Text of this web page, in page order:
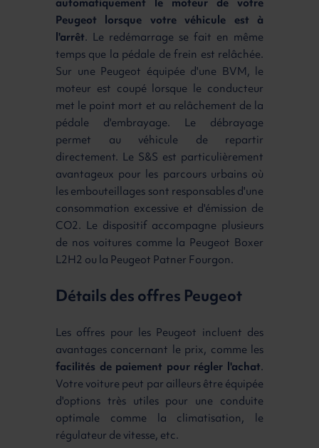
Peugeot lorsque votre véhicule est à
l'arrêt. Le redémarrage se fait en même
temps que la pédale de frein est relâchée.
Sur une Peugeot équipée d'une BVM, le
moteur est coupé lorsque le conducteur
met le point mort et au relâchement de la
pédale d'embrayage. Le débrayage
permet au véhicule de repartir
directement. Le S&S est particulièrement
avantageux pour les parcours urbains où
les embouteillages sont responsables d'une
consommation excessive et d'émission de
CO2. Le dispositif accompagne plusieurs
de nos voitures comme la Peugeot Boxer
L2H2 ou la Peugeot Patner Fourgon.
Détails des offres Peugeot
Les offres pour les Peugeot incluent des
avantages concernant le prix, comme les
facilités de paiement pour régler l'achat.
Votre voiture peut par ailleurs être équipée
d'options très utiles pour une conduite
optimale comme la climatisation, le
régulateur de vitesse, etc.